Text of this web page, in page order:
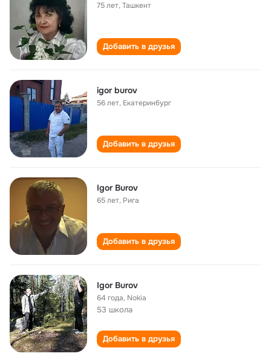
75 лет,Ташкент
Добавить в друзья
igor burov
56 лет, Екатеринбург
Добавить в друзья
Igor Burov
65 лет, Рига
Добавить в друзья
Igor Burov
64 года, Nokia
53 школа
Добавить в друзья